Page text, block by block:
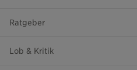
Ratgeber
Lob & Kritik